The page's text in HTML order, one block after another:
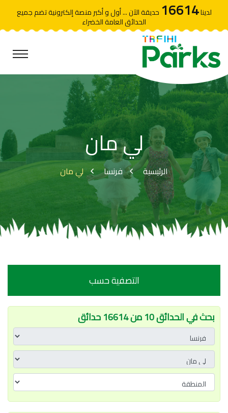
لدينا16614 حديقة الآن ... أول و أكبر منصة إلكترونية تضم جميع
الحدائق العامة الخضراء
لي مان
الرئيسية فرنسا لي مان
التصفية حسب
بحث في الحدائق 10 من 16614 حدائق